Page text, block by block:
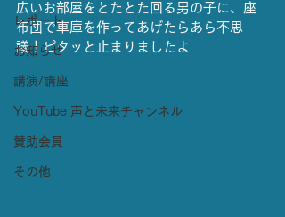
レポート
お知らせ
講演/講座
YouTube 声と未来チャンネル
賛助会員
その他
広いお部屋をとたとた回る男の子に、座
布団で車庫を作ってあげたらあら不思
議！ピタッと止まりましたよ